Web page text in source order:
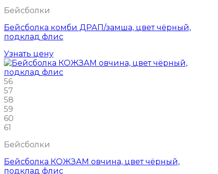
Бейсболки
Бейсболка комби ДРАП/замша, цвет чёрный,
подклад флис
Узнать цену
56
57
58
59
60
61
Бейсболки
Бейсболка КОЖЗАМ овчина, цвет чёрный,
подклад флис